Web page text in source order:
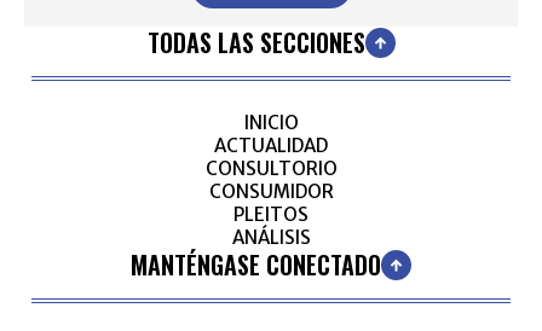
TODAS LAS SECCIONES
INICIO
ACTUALIDAD
CONSULTORIO
CONSUMIDOR
PLEITOS
ANÁLISIS
MANTÉNGASE CONECTADO